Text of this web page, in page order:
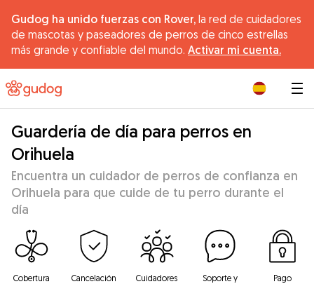
Gudog ha unido fuerzas con Rover, la red de cuidadores
de mascotas y paseadores de perros de cinco estrellas
más grande y confiable del mundo. Activar mi cuenta.
Guardería de día para perros en
Orihuela
Encuentra un cuidador de perros de confianza en
Orihuela para que cuide de tu perro durante el
día
Cobertura
Cancelación
Cuidadores
Soporte y
Pago